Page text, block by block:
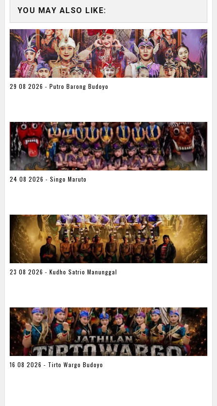
YOU MAY ALSO LIKE:
29 08 2026 - Putro Barong Budoyo
24 08 2026 - Singo Maruto
23 08 2026 - Kudho Satrio Manunggal
16 08 2026 - Tirto Wargo Budoyo